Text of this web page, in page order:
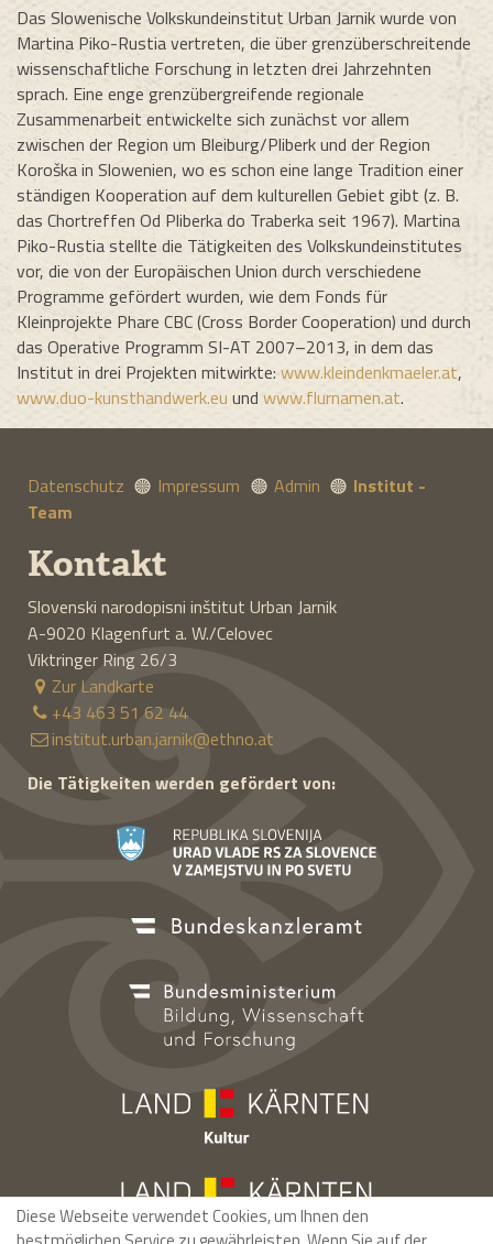
Das Slowenische Volkskundeinstitut Urban Jarnik wurde von
Martina Piko-Rustia vertreten, die über grenzüberschreitende
wissenschaftliche Forschung in letzten drei Jahrzehnten
sprach. Eine enge grenzübergreifende regionale
Zusammenarbeit entwickelte sich zunächst vor allem
zwischen der Region um Bleiburg/Pliberk und der Region
Koroška in Slowenien, wo es schon eine lange Tradition einer
ständigen Kooperation auf dem kulturellen Gebiet gibt (z. B.
das Chortreffen Od Pliberka do Traberka seit 1967). Martina
Piko-Rustia stellte die Tätigkeiten des Volkskundeinstitutes
vor, die von der Europäischen Union durch verschiedene
Programme gefördert wurden, wie dem Fonds für
Kleinprojekte Phare CBC (Cross Border Cooperation) und durch
das Operative Programm SI-AT 2007–2013, in dem das
Institut in drei Projekten mitwirkte: www.kleindenkmaeler.at,
www.duo-kunsthandwerk.eu und www.flurnamen.at.
Datenschutz Impressum Admin
Institut -
Team
Kontakt
Slovenski narodopisni inštitut Urban Jarnik
A-9020 Klagenfurt a. W./Celovec
Viktringer Ring 26/3
Zur Landkarte
+43 463 51 62 44
institut.urban.jarnik@ethno.at
Die Tätigkeiten werden gefördert von:
Diese Webseite verwendet Cookies, um Ihnen den